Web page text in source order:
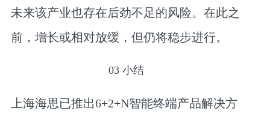
未来该产业也存在后劲不足的风险。在此之
前，增长或相对放缓，但仍将稳步进行。
03 小结
上海海思已推出6+2+N智能终端产品解决方